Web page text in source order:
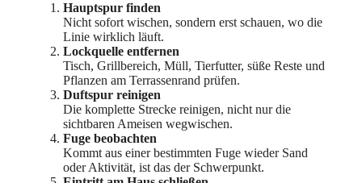
Hauptspur finden
Nicht sofort wischen, sondern erst schauen, wo die
Linie wirklich läuft.
Lockquelle entfernen
Tisch, Grillbereich, Müll, Tierfutter, süße Reste und
Pflanzen am Terrassenrand prüfen.
Duftspur reinigen
Die komplette Strecke reinigen, nicht nur die
sichtbaren Ameisen wegwischen.
Fuge beobachten
Kommt aus einer bestimmten Fuge wieder Sand
oder Aktivität, ist das der Schwerpunkt.